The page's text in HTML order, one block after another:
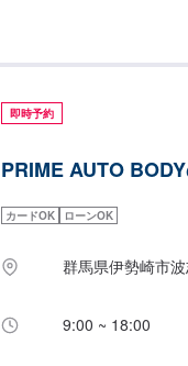
り、全ての復元作業に妥
の高い修理をご提供しま
ご相談ください！
れば作業開始【4】仕上が
います。予めご了承くだ
をご利用ください。※代車
即時予約
PRIME AUTO
カードOK ローンOK
群馬県伊勢崎市
9:00 ~ 18:00